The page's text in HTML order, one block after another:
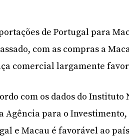
de Portugal para
com as compras a
comercial largamente
com os dados do
Agência para o
e Macau é favorável ao